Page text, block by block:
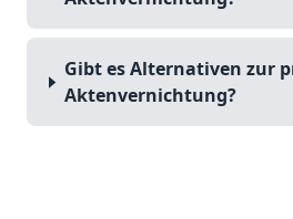
Gibt es Alternativen zur
Aktenvernichtung?